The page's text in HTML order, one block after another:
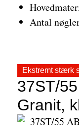
Antal
Ekstremt stærk
37ST/
Granit,